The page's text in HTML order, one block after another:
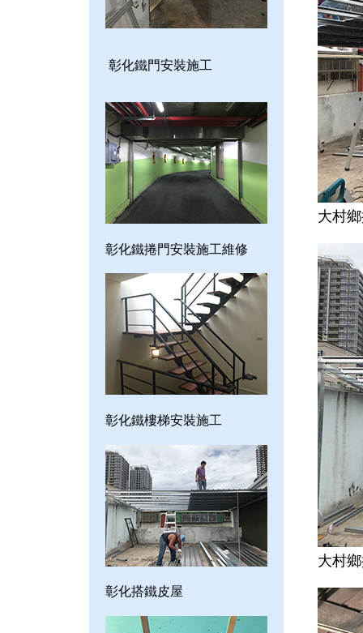
彰化鐵門安裝施工
彰化鐵捲門安裝施工維修
彰化鐵樓梯安裝施工
彰化搭鐵皮屋
大村
大村